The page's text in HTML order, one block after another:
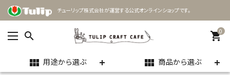
チューリップ株式会社が運営する公式オンラインショップです。
search 0
shopping_cart
view_module 用途から選ぶ view_module 商品から選ぶ